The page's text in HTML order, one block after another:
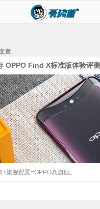
章
OPPO Find X标准版体验评测
旗舰配置=OPPO真旗舰。